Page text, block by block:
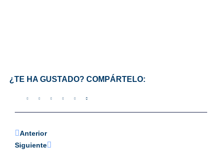
¿TE HA GUSTADO? COMPÁRTELO:
Anterior
Siguiente